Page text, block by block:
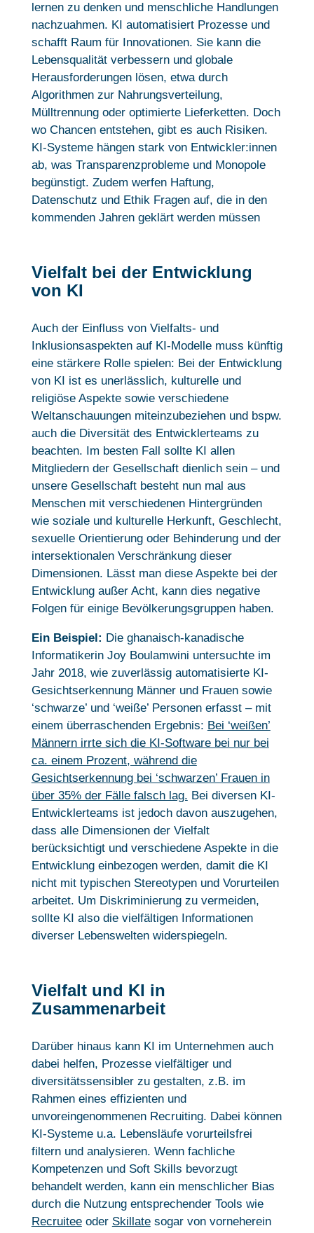
lernen zu denken und menschliche Handlungen
nachzuahmen. KI automatisiert Prozesse und
schafft Raum für Innovationen. Sie kann die
Lebensqualität verbessern und globale
Herausforderungen lösen, etwa durch
Algorithmen zur Nahrungsverteilung,
Mülltrennung oder optimierte Lieferketten. Doch
wo Chancen entstehen, gibt es auch Risiken.
KI-Systeme hängen stark von Entwickler:innen
ab, was Transparenzprobleme und Monopole
begünstigt. Zudem werfen Haftung,
Datenschutz und Ethik Fragen auf, die in den
kommenden Jahren geklärt werden müssen
Vielfalt bei der Entwicklung
von KI
Auch der Einfluss von Vielfalts- und
Inklusionsaspekten auf KI-Modelle muss künftig
eine stärkere Rolle spielen: Bei der Entwicklung
von KI ist es unerlässlich, kulturelle und
religiöse Aspekte sowie verschiedene
Weltanschauungen miteinzubeziehen und bspw.
auch die Diversität des Entwicklerteams zu
beachten. Im besten Fall sollte KI allen
Mitgliedern der Gesellschaft dienlich sein – und
unsere Gesellschaft besteht nun mal aus
Menschen mit verschiedenen Hintergründen
wie soziale und kulturelle Herkunft, Geschlecht,
sexuelle Orientierung oder Behinderung und der
intersektionalen Verschränkung dieser
Dimensionen. Lässt man diese Aspekte bei der
Entwicklung außer Acht, kann dies negative
Folgen für einige Bevölkerungsgruppen haben.
Ein Beispiel: Die ghanaisch-kanadische
Informatikerin Joy Boulamwini untersuchte im
Jahr 2018, wie zuverlässig automatisierte KI-
Gesichtserkennung Männer und Frauen sowie
‘schwarze’ und ‘weiße’ Personen erfasst – mit
einem überraschenden Ergebnis: Bei ‘weißen’
Männern irrte sich die KI-Software bei nur bei
ca. einem Prozent, während die
Gesichtserkennung bei ‘schwarzen’ Frauen in
über 35% der Fälle falsch lag. Bei diversen KI-
Entwicklerteams ist jedoch davon auszugehen,
dass alle Dimensionen der Vielfalt
berücksichtigt und verschiedene Aspekte in die
Entwicklung einbezogen werden, damit die KI
nicht mit typischen Stereotypen und Vorurteilen
arbeitet. Um Diskriminierung zu vermeiden,
sollte KI also die vielfältigen Informationen
diverser Lebenswelten widerspiegeln.
Vielfalt und KI in
Zusammenarbeit
Darüber hinaus kann KI im Unternehmen auch
dabei helfen, Prozesse vielfältiger und
diversitätssensibler zu gestalten, z.B. im
Rahmen eines effizienten und
unvoreingenommenen Recruiting. Dabei können
KI-Systeme u.a. Lebensläufe vorurteilsfrei
filtern und analysieren. Wenn fachliche
Kompetenzen und Soft Skills bevorzugt
behandelt werden, kann ein menschlicher Bias
durch die Nutzung entsprechender Tools wie
Recruiteeoder Skillatesogar von vorneherein